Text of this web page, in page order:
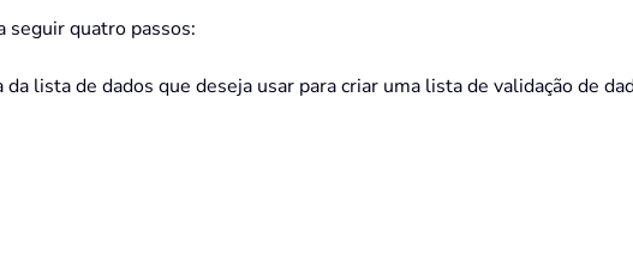
seguir quatro passos:
lista de dados que deseja usar para criar uma lista de validação de